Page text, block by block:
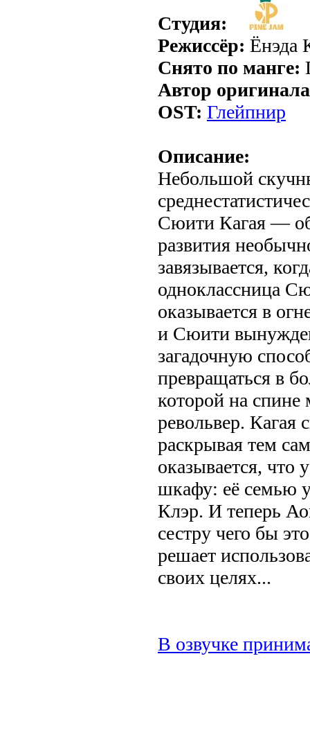
Студия:
Режиссёр: Ёнэда
Снято по манге:
Автор
OST: Глейпнир
Описание:
Небольшой
Сюити Кагая —
развития
завязывается,
одноклассница
оказывается в
и Сюити
загадочную
превращаться в
которой на
револьвер. Кагая
раскрывая тем
оказывается, что
шкафу: её семью
Клэр. И теперь
сестру чего бы
решает
своих целях...
В озвучке